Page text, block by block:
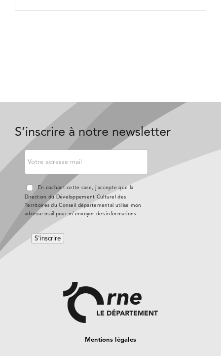
S’inscrire à notre newsletter
En cochant cette case, j'accepte que la
Direction du Développement Culturel des
Territoires du Conseil départemental utilise mon
adresse mail pour m'envoyer des informations.
Mentions légales